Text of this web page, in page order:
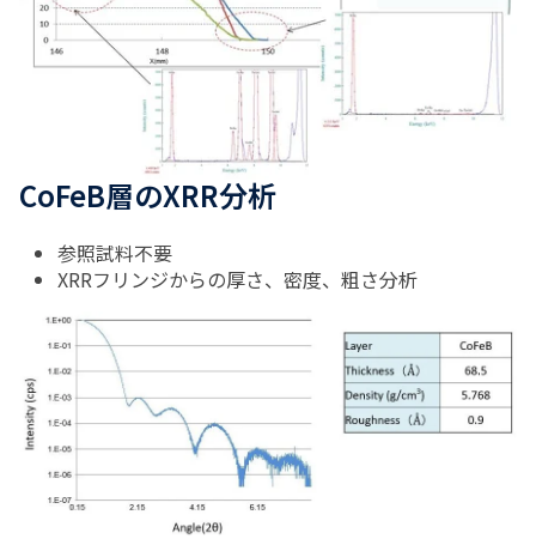
CoFeB層のXRR分析
参照試料不要
XRRフリンジからの厚さ、密度、粗さ分析